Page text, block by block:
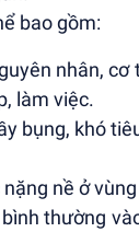
bao gồm:
nhân,
làm việc.
bụng, khó
nề ở
thường